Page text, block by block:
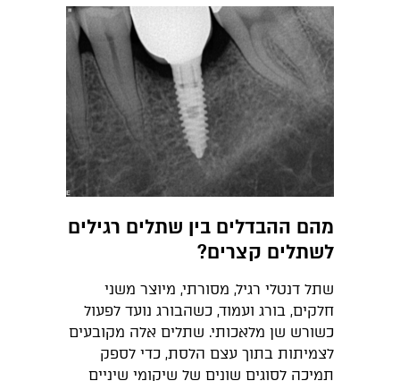
מהם ההבדלים בין שתלים רגילים
לשתלים קצרים?
שתל דנטלי רגיל, מסורתי, מיוצר משני
חלקים, בורג ועמוד, כשהבורג נועד לפעול
כשורש שן מלאכותי. שתלים אלה מקובעים
לצמיתות בתוך עצם הלסת, כדי לספק
תמיכה לסוגים שונים של שיקומי שיניים